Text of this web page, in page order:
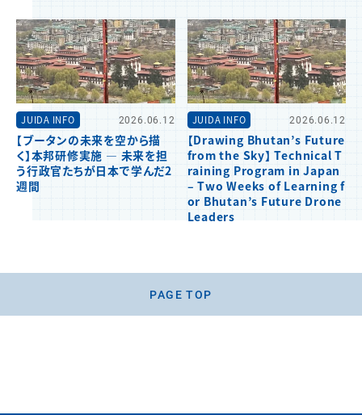
JUIDA INFO 2026.06.12
【ブータンの未来を空から描
く】本邦研修実施 ― 未来を担
う行政官たちが日本で学んだ2
週間
JUIDA INFO 2026.06.12
【Drawing Bhutan’s Future
from the Sky】 Technical T
raining Program in Japan
– Two Weeks of Learning f
or Bhutan’s Future Drone
Leaders
PAGE TOP